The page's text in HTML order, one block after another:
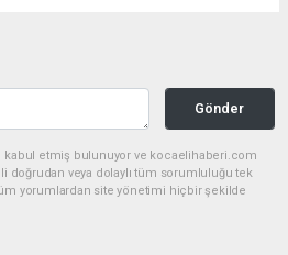
Gönder
kabul etmiş bulunuyor ve kocaelihaberi.com
doğrudan veya dolaylı tüm sorumluluğu tek
yorumlardan site yönetimi hiçbir şekilde